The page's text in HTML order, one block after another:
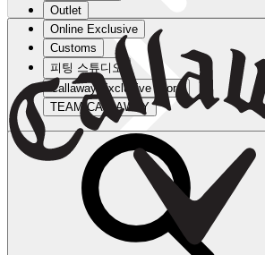
Outlet
Online Exclusive
Customs
피팅 스튜디오
Callaway Exclusive Store
TEAM CALLAWAY